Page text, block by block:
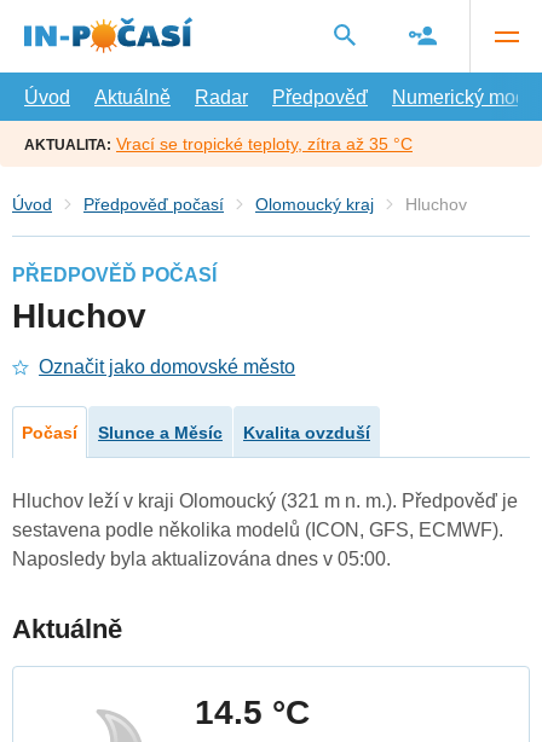
hlavní
Úvod
Aktuálně Radar Předpověď Numerický model
AKTUALITA: Vrací se tropické teploty, zítra až 35 °C
Úvod Předpověď počasí Olomoucký kraj Hluchov
PŘEDPOVĚĎ POČASÍ
Hluchov
Označit jako domovské město
Počasí Slunce a Měsíc Kvalita ovzduší
Hluchov leží v kraji Olomoucký (321 m n. m.). Předpověď je
sestavena podle několika modelů (ICON, GFS, ECMWF).
Naposledy byla aktualizována dnes v 05:00.
Aktuálně
14.5 °C